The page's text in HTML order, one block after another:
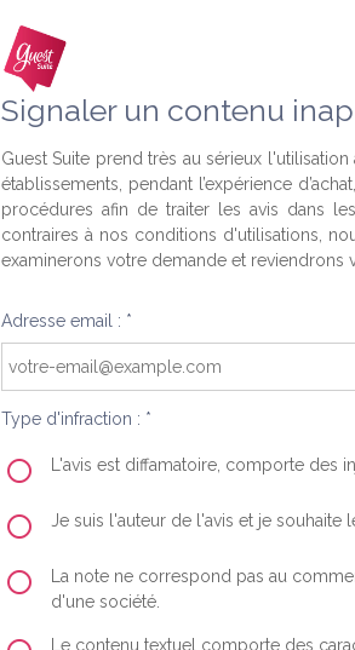
Signaler un contenu
Guest Suite prend très au sérieux
établissements, pendant l’expérience
procédures afin de traiter les avis dans
contraires à nos conditions d'utilisations,
examinerons votre demande et reviendrons
Adresse email : *
Type d'infraction : *
L'avis est diffamatoire, comporte des
Je suis l'auteur de l'avis et je souhaite
La note ne correspond pas au
d'une société.
Le contenu textuel comporte des